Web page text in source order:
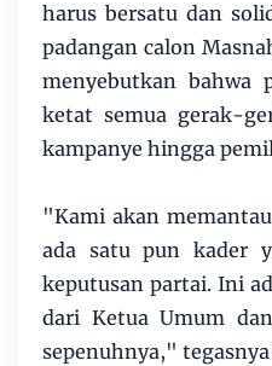
harus bersatu dan
padangan calon
menyebutkan bahwa
ketat semua gerak-
kampanye hingga
"Kami akan
ada satu pun kader
keputusan partai. Ini
dari Ketua Umum
sepenuhnya,"